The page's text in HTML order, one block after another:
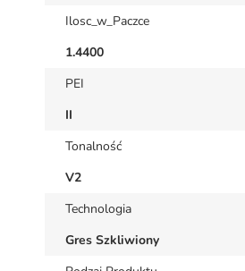
Ilosc_w_Paczce
1.4400
PEI
II
Tonalność
V2
Technologia
Gres Szkliwiony